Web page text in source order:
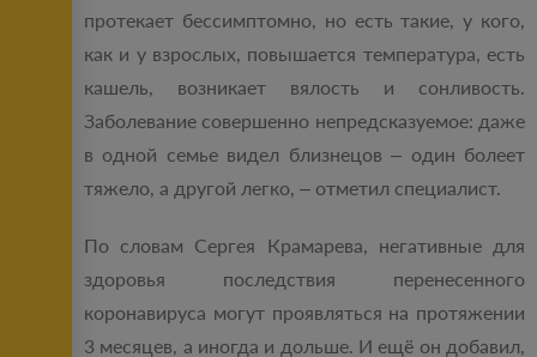
протекает бессимптомно, но есть такие, у кого,
как и у взрослых, повышается температура, есть
кашель, возникает вялость и сонливость.
Заболевание совершенно непредсказуемое: даже
в одной семье видел близнецов – один болеет
тяжело, а другой легко, – отметил специалист.
По словам Сергея Крамарева, негативные для
здоровья последствия перенесенного
коронавируса могут проявляться на протяжении
3 месяцев, а иногда и дольше. И ещё он добавил,